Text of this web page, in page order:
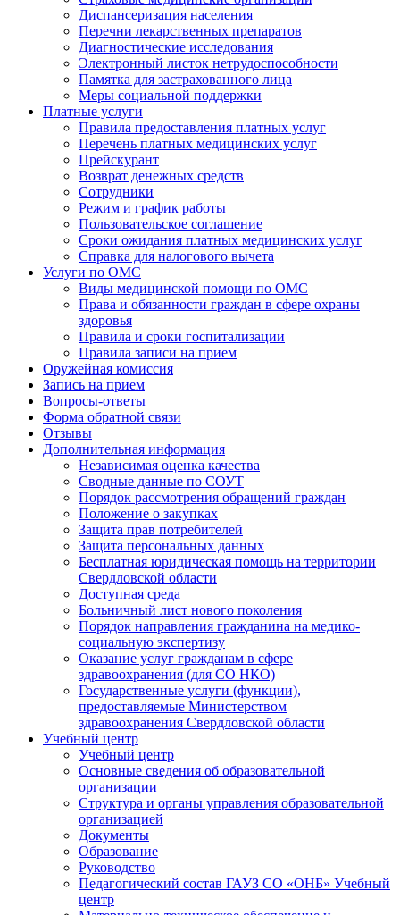
Диспансеризация населения
Перечни лекарственных препаратов
Диагностические исследования
Электронный листок нетрудоспособности
Памятка для застрахованного лица
Меры социальной поддержки
Платные услуги
Правила предоставления платных услуг
Перечень платных медицинских услуг
Прейскурант
Возврат денежных средств
Сотрудники
Режим и график работы
Пользовательское соглашение
Сроки ожидания платных медицинских услуг
Справка для налогового вычета
Услуги по ОМС
Виды медицинской помощи по ОМС
Права и обязанности граждан в сфере охраны
здоровья
Правила и сроки госпитализации
Правила записи на прием
Оружейная комиссия
Запись на прием
Вопросы-ответы
Форма обратной связи
Отзывы
Дополнительная информация
Независимая оценка качества
Сводные данные по СОУТ
Порядок рассмотрения обращений граждан
Положение о закупках
Защита прав потребителей
Защита персональных данных
Бесплатная юридическая помощь на территории
Свердловской области
Доступная среда
Больничный лист нового поколения
Порядок направления гражданина на медико-
социальную экспертизу
Оказание услуг гражданам в сфере
здравоохранения (для СО НКО)
Государственные услуги (функции),
предоставляемые Министерством
здравоохранения Свердловской области
Учебный центр
Учебный центр
Основные сведения об образовательной
организации
Структура и органы управления образовательной
организацией
Документы
Образование
Руководство
Педагогический состав ГАУЗ СО «ОНБ» Учебный
центр